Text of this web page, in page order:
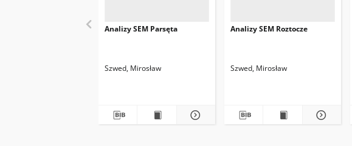
Analizy SEM Parsęta
Szwed, Mirosław
Analizy SEM Roztocze
Szwed, Mirosław